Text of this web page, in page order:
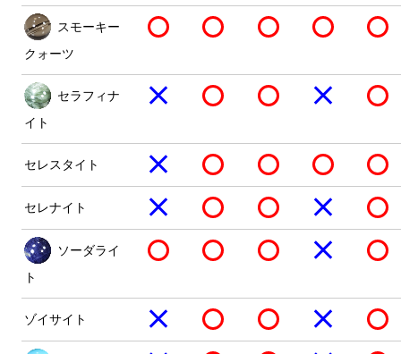
スモーキー
クォーツ
セラフィナ
イト
セレスタイト
セレナイト
ソーダライ
ト
ゾイサイト